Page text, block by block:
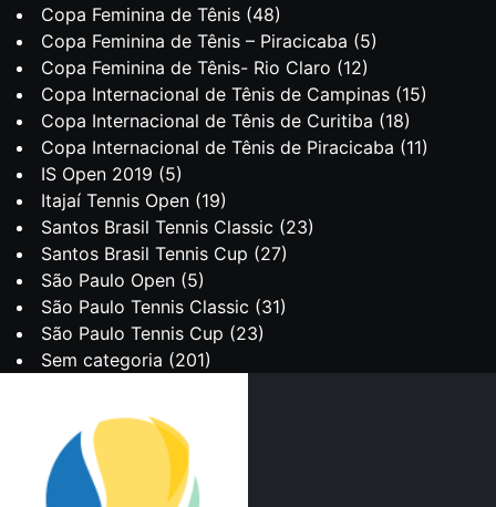
Copa Feminina de Tênis (48)
Copa Feminina de Tênis – Piracicaba (5)
Copa Feminina de Tênis- Rio Claro (12)
Copa Internacional de Tênis de Campinas (15)
Copa Internacional de Tênis de Curitiba (18)
Copa Internacional de Tênis de Piracicaba (11)
IS Open 2019 (5)
Itajaí Tennis Open (19)
Santos Brasil Tennis Classic (23)
Santos Brasil Tennis Cup (27)
São Paulo Open (5)
São Paulo Tennis Classic (31)
São Paulo Tennis Cup (23)
Sem categoria (201)